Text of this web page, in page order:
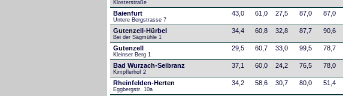
Klosterstraße
Baienfurt
Untere Bergstrasse 7
43,0 61,0 27,5 87,0 87,0
Gutenzell-Hürbel
Bei der Sägmühle 1
34,4 60,8 32,8 87,7 90,6
Gutenzell
Kleinser Berg 1
29,5 60,7 33,0 99,5 78,7
Bad Wurzach-Seibranz
Kimpflerhof 2
37,1 60,0 24,2 76,5 78,0
Rheinfelden-Herten
Eggbergstr. 10a
34,2 58,6 30,7 80,0 51,4